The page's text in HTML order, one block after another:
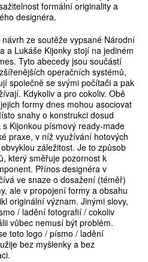
formální originality a
designéra.
ze soutěže vypsané Národní
a Lukáše Kijonky stojí na jediném
Tyto abecedy jsou součástí
operačních systémů,
společně se svými počítači a pak
Kdykoliv a pro cokoliv. Obě
formy dnes mohou asociovat
snahy o konstrukci dosud
Kijonkou písmový ready-made
praxe, v níž využívání hotových
záležitost. Je to způsob
který směřuje pozornost k
Přínos designéra v
ve snaze o dosažení (téměř)
ale v propojení formy a obsahu
originální význam. Jinými slovy,
/ ladění fotografií / cokoliv
vůbec nemusí být problém.
toto logo / písmo / ladění
bez myšlenky a bez